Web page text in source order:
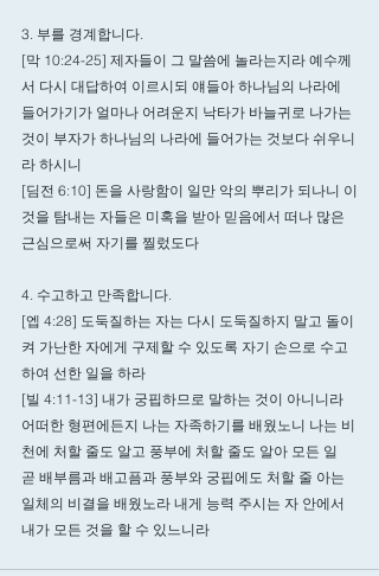
3. 부를 경계합니다.
[막 10:24-25] 제자들이 그 말씀에 놀라는지라 예수께
서 다시 대답하여 이르시되 얘들아 하나님의 나라에
들어가기가 얼마나 어려운지 낙타가 바늘귀로 나가는
것이 부자가 하나님의 나라에 들어가는 것보다 쉬우니
라 하시니
[딤전 6:10] 돈을 사랑함이 일만 악의 뿌리가 되나니 이
것을 탐내는 자들은 미혹을 받아 믿음에서 떠나 많은
근심으로써 자기를 찔렀도다
4. 수고하고 만족합니다.
[엡 4:28] 도둑질하는 자는 다시 도둑질하지 말고 돌이
켜 가난한 자에게 구제할 수 있도록 자기 손으로 수고
하여 선한 일을 하라
[빌 4:11-13] 내가 궁핍하므로 말하는 것이 아니니라
어떠한 형편에든지 나는 자족하기를 배웠노니 나는 비
천에 처할 줄도 알고 풍부에 처할 줄도 알아 모든 일
곧 배부름과 배고픔과 풍부와 궁핍에도 처할 줄 아는
일체의 비결을 배웠노라 내게 능력 주시는 자 안에서
내가 모든 것을 할 수 있느니라